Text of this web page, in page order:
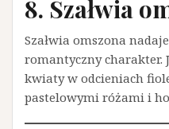
8. Szałwia
Szałwia omszona
romantyczny charakter.
kwiaty w odcieniach
pastelowymi różami i